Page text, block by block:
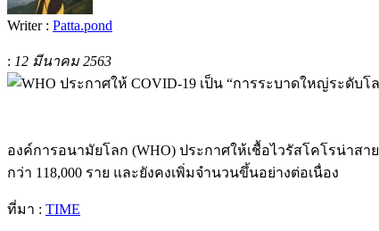
Writer : Patta.pond
: 12 มีนาคม 2563
องค์การอนามัยโลก (WHO) ประกาศให้เชื้อไวรัสโคโรน่าสา
กว่า 118,000 ราย และยังคงเพิ่มจำนวนขึ้นอย่างต่อเนื่อง
ที่มา : TIME